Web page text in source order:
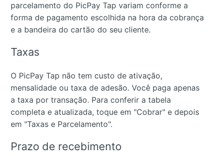
parcelamento do PicPay Tap variam conforme a
forma de pagamento escolhida na hora da cobrança
e a bandeira do cartão do seu cliente.
Taxas
O PicPay Tap não tem custo de ativação,
mensalidade ou taxa de adesão. Você paga apenas
a taxa por transação. Para conferir a tabela
completa e atualizada, toque em "Cobrar" e depois
em "Taxas e Parcelamento".
Prazo de recebimento